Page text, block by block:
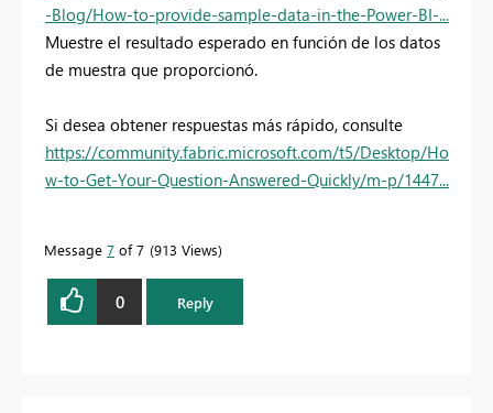
-Blog/How-to-provide-sample-data-in-the-Power-BI-...
Muestre el resultado esperado en función de los datos
de muestra que proporcionó.
Si desea obtener respuestas más rápido, consulte
https://community.fabric.microsoft.com/t5/Desktop/Ho
w-to-Get-Your-Question-Answered-Quickly/m-p/1447...
Message 7 of 7 913 Views
0 Reply